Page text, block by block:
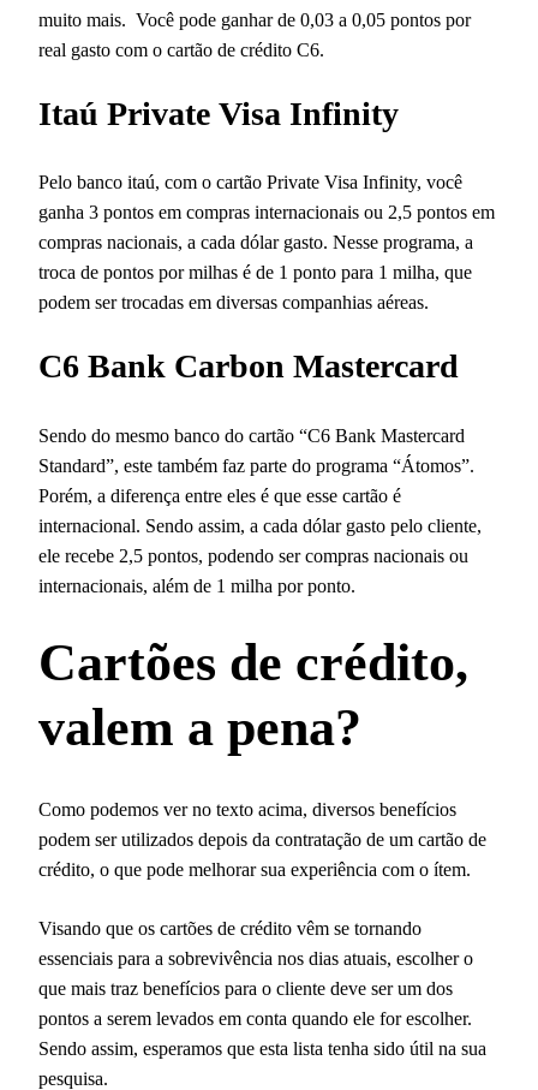
muito mais. Você pode ganhar de 0,03 a 0,05 pontos por
real gasto com o cartão de crédito C6.
Itaú Private Visa Infinity
Pelo banco itaú, com o cartão Private Visa Infinity, você
ganha 3 pontos em compras internacionais ou 2,5 pontos em
compras nacionais, a cada dólar gasto. Nesse programa, a
troca de pontos por milhas é de 1 ponto para 1 milha, que
podem ser trocadas em diversas companhias aéreas.
C6 Bank Carbon Mastercard
Sendo do mesmo banco do cartão “C6 Bank Mastercard
Standard”, este também faz parte do programa “Átomos”.
Porém, a diferença entre eles é que esse cartão é
internacional. Sendo assim, a cada dólar gasto pelo cliente,
ele recebe 2,5 pontos, podendo ser compras nacionais ou
internacionais, além de 1 milha por ponto.
Cartões de crédito,
valem a pena?
Como podemos ver no texto acima, diversos benefícios
podem ser utilizados depois da contratação de um cartão de
crédito, o que pode melhorar sua experiência com o ítem.
Visando que os cartões de crédito vêm se tornando
essenciais para a sobrevivência nos dias atuais, escolher o
que mais traz benefícios para o cliente deve ser um dos
pontos a serem levados em conta quando ele for escolher.
Sendo assim, esperamos que esta lista tenha sido útil na sua
pesquisa.